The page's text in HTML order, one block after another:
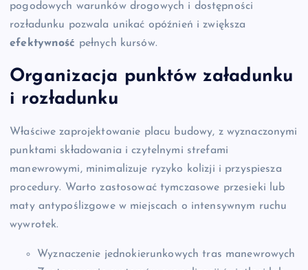
pogodowych warunków drogowych i dostępności
rozładunku pozwala unikać opóźnień i zwiększa
efektywność pełnych kursów.
Organizacja punktów załadunku
i rozładunku
Właściwe zaprojektowanie placu budowy, z wyznaczonymi
punktami składowania i czytelnymi strefami
manewrowymi, minimalizuje ryzyko kolizji i przyspiesza
procedury. Warto zastosować tymczasowe przesieki lub
maty antypoślizgowe w miejscach o intensywnym ruchu
wywrotek.
Wyznaczenie jednokierunkowych tras manewrowych